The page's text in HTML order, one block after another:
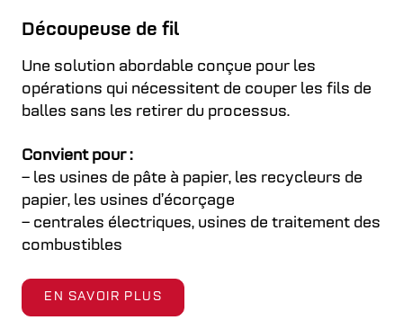
Découpeuse de fil
Une solution abordable conçue pour les
opérations qui nécessitent de couper les fils de
balles sans les retirer du processus.
Convient pour :
– les usines de pâte à papier, les recycleurs de
papier, les usines d’écorçage
– centrales électriques, usines de traitement des
combustibles
EN SAVOIR PLUS